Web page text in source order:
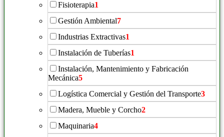
Fisioterapia1
Gestión Ambiental7
Industrias Extractivas1
Instalación de Tuberías1
Instalación, Mantenimiento y Fabricación
Mecánica5
Logística Comercial y Gestión del Transporte3
Madera, Mueble y Corcho2
Maquinaria4